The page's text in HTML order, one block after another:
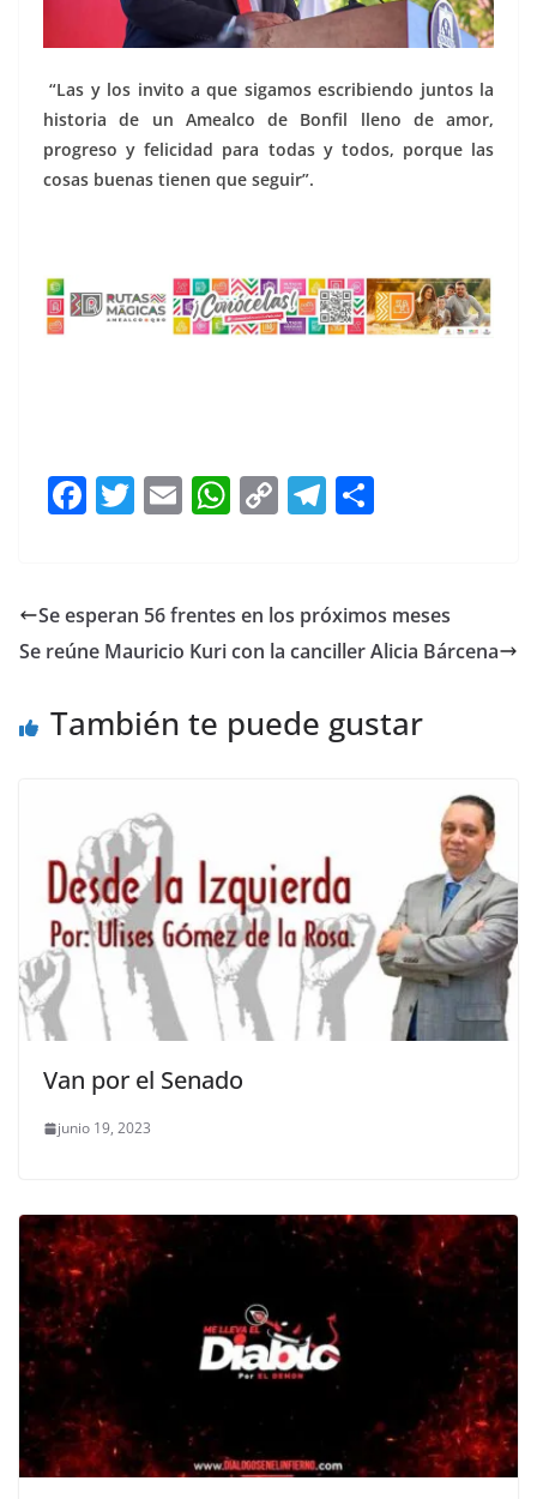
“Las y los invito a que sigamos escribiendo juntos la
historia de un Amealco de Bonfil lleno de amor,
progreso y felicidad para todas y todos, porque las
cosas buenas tienen que seguir”.
F
e
b
o
T
er
E
l
W
s
A
p
C
y
Li
k
T
gr
a
e
Se esperan 56 frentes en los próximos meses
Se reúne Mauricio Kuri con la canciller Alicia Bárcena
También te puede gustar
Van por el Senado
junio 19, 2023